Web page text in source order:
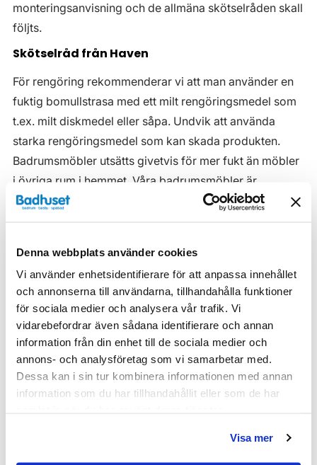
Denna webbplats använder cookies
Vi använder enhetsidentifierare för att anpassa innehållet
och annonserna till användarna, tillhandahålla funktioner
för sociala medier och analysera vår trafik. Vi
vidarebefordrar även sådana identifierare och annan
information från din enhet till de sociala medier och
annons- och analysföretag som vi samarbetar med.
Dessa kan i sin tur kombinera informationen med annan
information som du har tillhandahållit eller som de har
Visa mer
monteringsanvisning och de allmäna skötselråden skall
följts.
Skötselråd från Haven
För rengöring rekommenderar vi att man använder en
fuktig bomullstrasa med ett milt rengöringsmedel som
t.ex. milt diskmedel eller såpa. Undvik att använda
starka rengöringsmedel som kan skada produkten.
Badrumsmöbler utsätts givetvis för mer fukt än möbler
i övriga rum i hemmet. Våra badrumsmöbler är
anpassade för badrummet och gjorda i fukttåliga
luftfuktighet.
Tänk på att se till att ventilationen är god och att
möblerna placeras på ett sådant avstånd från
badkar/dusch att vatten inte kan skvätta direkt på
möbeln. Blöta fläckar, även vanligt vatten, torkas upp
så snart som möjligt.
Haven H2 Serie